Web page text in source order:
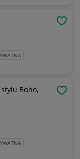
Boho,